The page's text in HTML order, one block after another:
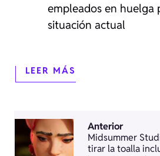
empleados en huelga
situación actual
LEER MÁS
Anterior
Midsummer
tirar la toalla